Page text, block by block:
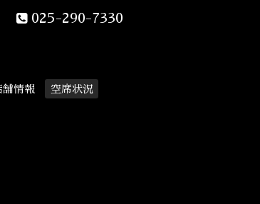
025-290-7330
舗情報
空席状況